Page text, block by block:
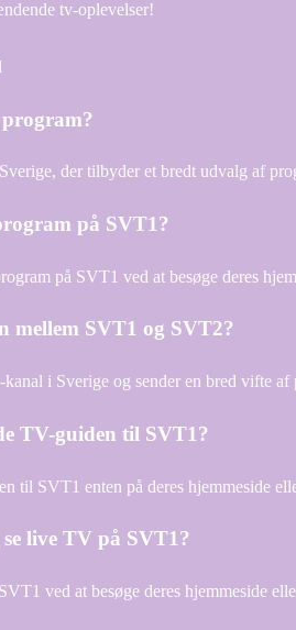
tv-oplevelser!
der tilbyder et bredt udvalg af
på SVT1?
på SVT1 ved at besøge deres
mellem SVT1 og SVT2?
i Sverige og sender en bred vifte
TV-guiden til SVT1?
til SVT1 enten på deres hjemmeside
live TV på SVT1?
ved at besøge deres hjemmeside